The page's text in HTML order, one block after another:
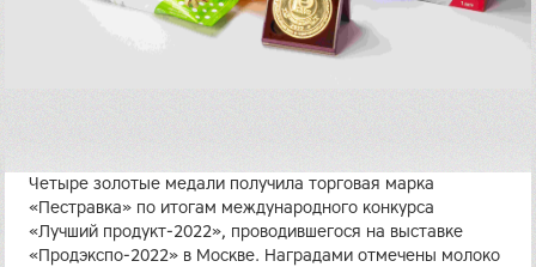
Четыре золотые медали получила торговая марка
«Пестравка» по итогам международного конкурса
«Лучший продукт-2022», проводившегося на выставке
«Продэкспо-2022» в Москве. Наградами отмечены молоко